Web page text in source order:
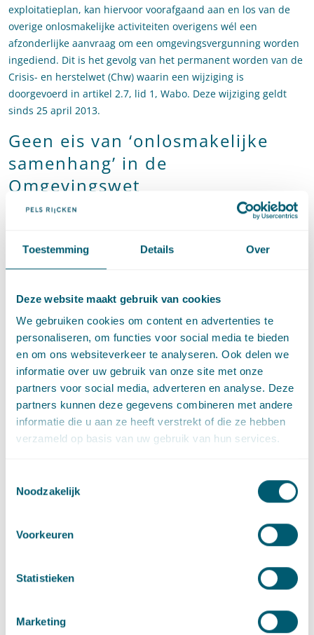
Toestemming Details Over
Deze website maakt gebruik van cookies
We gebruiken cookies om content en advertenties te
personaliseren, om functies voor social media te bieden
en om ons websiteverkeer te analyseren. Ook delen we
informatie over uw gebruik van onze site met onze
partners voor social media, adverteren en analyse. Deze
partners kunnen deze gegevens combineren met andere
informatie die u aan ze heeft verstrekt of die ze hebben
verzameld op basis van uw gebruik van hun services.
Noodzakelijk
Voorkeuren
Statistieken
Marketing
exploitatieplan, kan hiervoor voorafgaand aan en los van de
overige onlosmakelijke activiteiten overigens wél een
afzonderlijke aanvraag om een omgevingsvergunning worden
ingediend. Dit is het gevolg van het permanent worden van de
Crisis- en herstelwet (Chw) waarin een wijziging is
doorgevoerd in artikel 2.7, lid 1, Wabo. Deze wijziging geldt
sinds 25 april 2013.
Geen eis van ‘onlosmakelijke
samenhang’ in de
Omgevingswet
De eis van ‘onlosmakelijke samenhang’ keert niet terug in de
de initiatiefnemer (a.) zelf bepaalt voor welke activiteiten hij
een vergunning aanvraagt en (b.) wanneer hij dat doet. Op
investeren in een vergunningaanvraag voor een bepaalde
activiteit, terwijl het nog niet zeker is of de
omgevingsvergunning voor een andere activiteit
onherroepelijk wordt. Daarnaast biedt het wetsvoorstel de
mogelijkheid om het proces van vergunningverlening zo
optimaal mogelijk te laten aansluiten op de voortgang van de
projectontwikkeling en de realisering.
uitzondering op de regel dat met elkaar samenhangende
worden. Deze uitzondering vloeit voort uit de Richtlijn
industriële emissies. De aanvraag voor een vergunning om een
wateractiviteit, als die activiteiten betrekking hebben op
dezelfde IPPC-installatie, dienen wél gelijktijdig ingediend te
Het wetsvoorstel geeft antwoord op de vraag waarom de eis